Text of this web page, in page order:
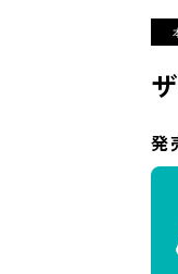
発